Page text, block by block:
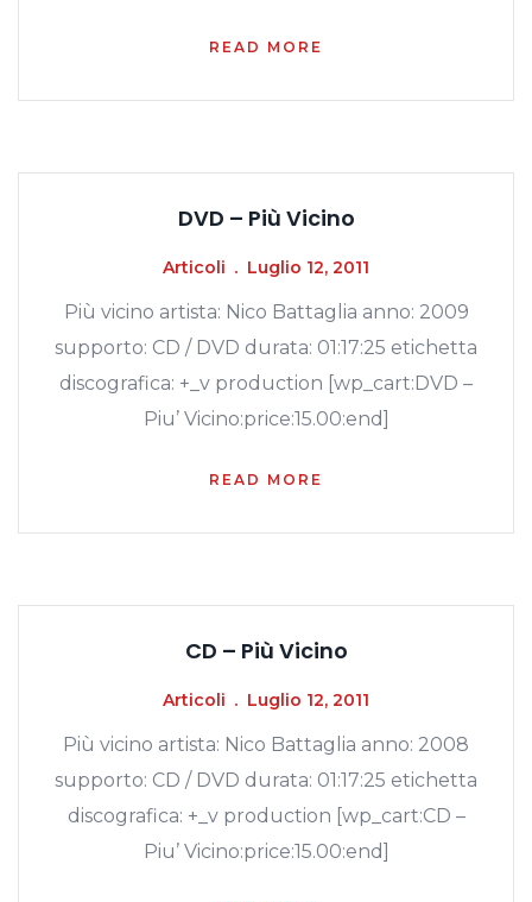
READ MORE
DVD – Più Vicino
Articoli Luglio 12, 2011
Più vicino artista: Nico Battaglia anno: 2009
supporto: CD / DVD durata: 01:17:25 etichetta
discografica: +_v production [wp_cart:DVD –
Piu’ Vicino:price:15.00:end]
READ MORE
CD – Più Vicino
Articoli Luglio 12, 2011
Più vicino artista: Nico Battaglia anno: 2008
supporto: CD / DVD durata: 01:17:25 etichetta
discografica: +_v production [wp_cart:CD –
Piu’ Vicino:price:15.00:end]